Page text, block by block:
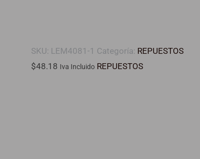
SKU: LEM4081-1 Categoría: REPUESTOS
$48.18 Iva Incluido REPUESTOS